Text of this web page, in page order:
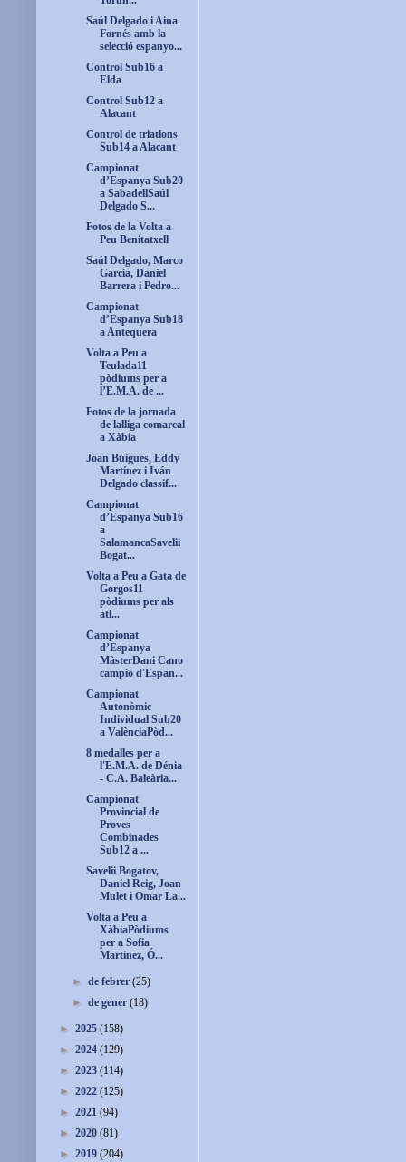
Saúl Delgado i Aina
Fornés amb la
selecció espanyo...
Control Sub16 a
Elda
Control Sub12 a
Alacant
Control de triatlons
Sub14 a Alacant
Campionat
d’Espanya Sub20
a SabadellSaúl
Delgado S...
Fotos de la Volta a
Peu Benitatxell
Saúl Delgado, Marco
Garcia, Daniel
Barrera i Pedro...
Campionat
d’Espanya Sub18
a Antequera
Volta a Peu a
Teulada11
pòdiums per a
l’E.M.A. de ...
Fotos de la jornada
de lalliga comarcal
a Xàbia
Joan Buigues, Eddy
Martínez i Iván
Delgado classif...
Campionat
d’Espanya Sub16
a
SalamancaSavelii
Bogat...
Volta a Peu a Gata de
Gorgos11
pòdiums per als
atl...
Campionat
d’Espanya
MàsterDani Cano
campió d'Espan...
Campionat
Autonòmic
Individual Sub20
a ValènciaPòd...
8 medalles per a
l'E.M.A. de Dénia
- C.A. Baleària...
Campionat
Provincial de
Proves
Combinades
Sub12 a ...
Savelii Bogatov,
Daniel Reig, Joan
Mulet i Omar La...
Volta a Peu a
XàbiaPòdiums
per a Sofia
Martinez, Ó...
►de febrer(25)
►de gener(18)
► 2025 (158)
► 2024 (129)
► 2023 (114)
► 2022 (125)
► 2021 (94)
► 2020 (81)
► 2019 (204)